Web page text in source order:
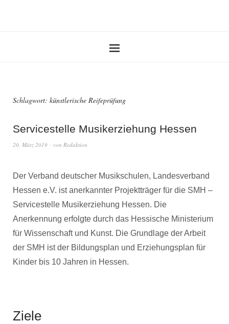
Schlagwort: künstlerische Reifeprüfung
Servicestelle Musikerziehung Hessen
20. März 2019 von Redaktion
Der Verband deutscher Musikschulen, Landesverband
Hessen e.V. ist anerkannter Projektträger für die SMH –
Servicestelle Musikerziehung Hessen. Die
Anerkennung erfolgte durch das Hessische Ministerium
für Wissenschaft und Kunst. Die Grundlage der Arbeit
der SMH ist der Bildungsplan und Erziehungsplan für
Kinder bis 10 Jahren in Hessen.
Ziele